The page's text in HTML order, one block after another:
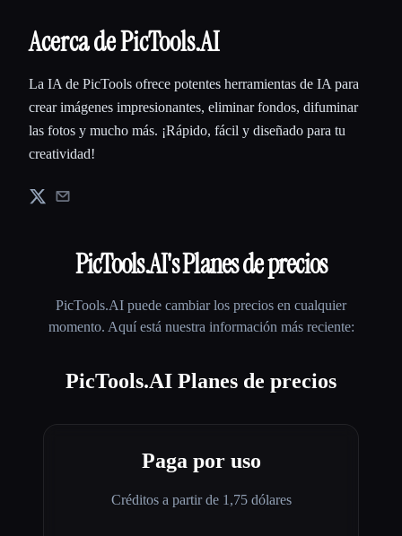
Acerca de PicTools.AI
La IA de PicTools ofrece potentes herramientas de IA para
crear imágenes impresionantes, eliminar fondos, difuminar
las fotos y mucho más. ¡Rápido, fácil y diseñado para tu
creatividad!
PicTools.AI's Planes de precios
PicTools.AI puede cambiar los precios en cualquier
momento. Aquí está nuestra información más reciente:
PicTools.AI Planes de precios
Paga por uso
Créditos a partir de 1,75 dólares